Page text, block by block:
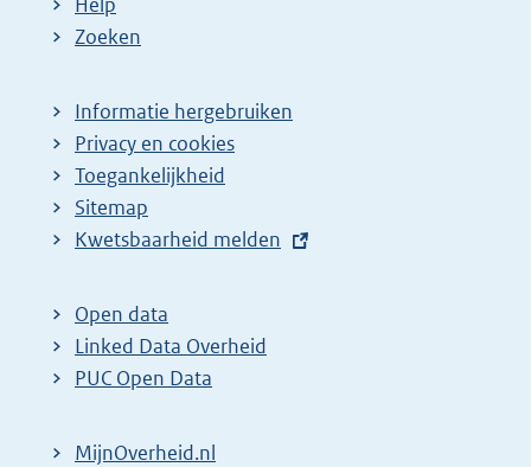
Zoeken
Informatie hergebruiken
Privacy en cookies
Toegankelijkheid
Sitemap
E
t
e
r
Kwetsbaarheid melden
Open data
Linked Data Overheid
PUC Open Data
MijnOverheid.nl